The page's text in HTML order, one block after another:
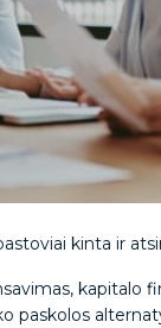
kinta ir
kapitalo
paskolos